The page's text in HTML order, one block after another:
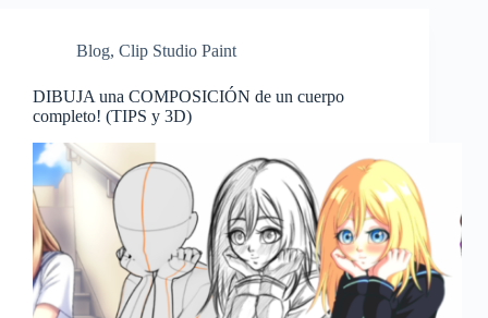
Blog, Clip Studio Paint
DIBUJA una COMPOSICIÓN de un cuerpo
completo! (TIPS y 3D)